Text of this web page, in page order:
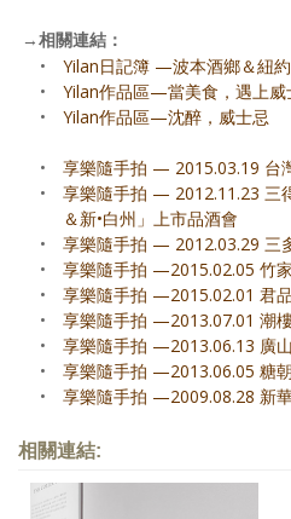
→相關連結：
•
Yilan日記簿 —波本酒鄉＆紐
•
Yilan作品區—當美食，遇上威
•
Yilan作品區—沈醉，威士忌
•
享樂隨手拍 — 2015.03.19 台
•
享樂隨手拍 — 2012.11.23 三
＆新•白州」上市品酒會
•
享樂隨手拍 — 2012.03.29 三
•
享樂隨手拍 —2015.02.05 竹
•
享樂隨手拍 —2015.02.01 君
•
享樂隨手拍 —2013.07.01 潮
•
享樂隨手拍 —2013.06.13 廣
•
享樂隨手拍 —2013.06.05 糖朝
•
享樂隨手拍 —2009.08.28 新
相關連結: